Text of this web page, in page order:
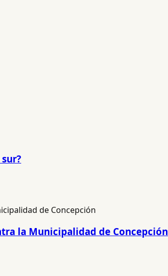
la Municipalidad de Concepción